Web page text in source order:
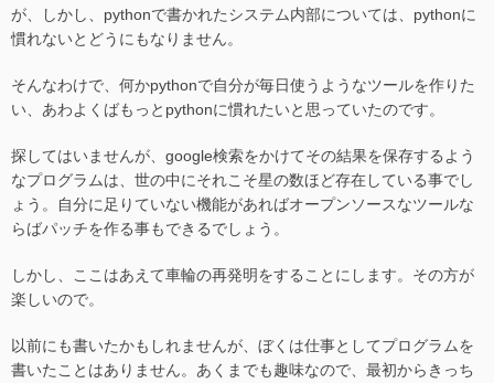
が、しかし、pythonで書かれたシステム内部については、pythonに
慣れないとどうにもなりません。
そんなわけで、何かpythonで自分が毎日使うようなツールを作りた
い、あわよくばもっとpythonに慣れたいと思っていたのです。
探してはいませんが、google検索をかけてその結果を保存するよう
なプログラムは、世の中にそれこそ星の数ほど存在している事でし
ょう。自分に足りていない機能があればオープンソースなツールな
らばパッチを作る事もできるでしょう。
しかし、ここはあえて車輪の再発明をすることにします。その方が
楽しいので。
以前にも書いたかもしれませんが、ぼくは仕事としてプログラムを
書いたことはありません。あくまでも趣味なので、最初からきっち